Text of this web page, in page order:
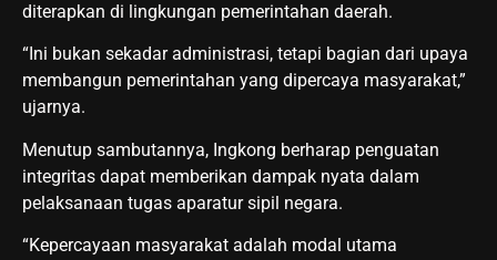
diterapkan di lingkungan pemerintahan daerah.
“Ini bukan sekadar administrasi, tetapi bagian dari upaya
membangun pemerintahan yang dipercaya masyarakat,”
ujarnya.
Menutup sambutannya, Ingkong berharap penguatan
integritas dapat memberikan dampak nyata dalam
pelaksanaan tugas aparatur sipil negara.
“Kepercayaan masyarakat adalah modal utama